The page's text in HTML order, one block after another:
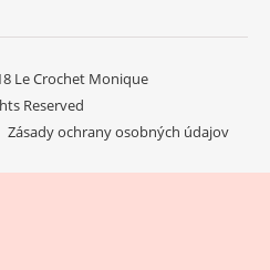
Le Crochet Monique
Reserved
Zásady ochrany osobných údajov